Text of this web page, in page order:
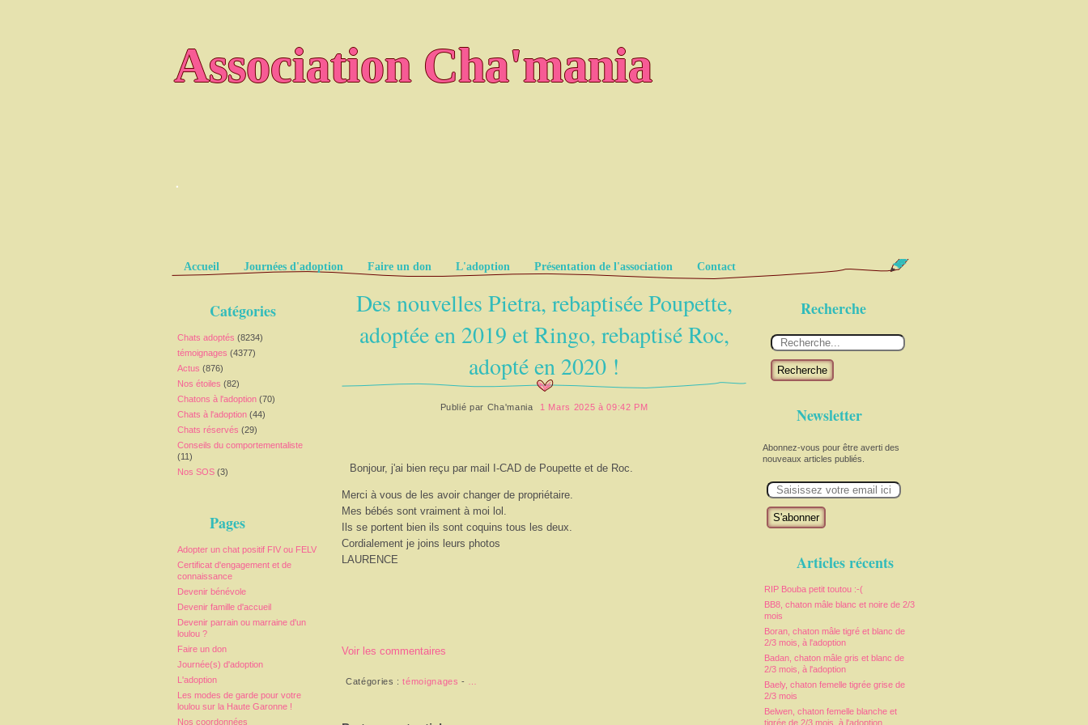
Association Cha'mania
.
Pages
Accueil Journées d'adoption Faire un don L'adoption Présentation de l'association Contact
Catégories
Chats adoptés (8234)
témoignages (4377)
Actus (876)
Nos étoiles (82)
Chatons à l'adoption (70)
Chats à l'adoption (44)
Chats réservés (29)
Conseils du comportementaliste
(11)
Nos SOS (3)
Pages
Adopter un chat positif FIV ou FELV
Certificat d'engagement et de
connaissance
Devenir bénévole
Devenir famille d'accueil
Devenir parrain ou marraine d'un
loulou ?
Faire un don
Journée(s) d'adoption
L'adoption
Les modes de garde pour votre
loulou sur la Haute Garonne !
Nos coordonnées
Recherche
Recherche
Newsletter
Abonnez-vous pour être averti des
nouveaux articles publiés.
m
Articles récents
RIP Bouba petit toutou :-(
BB8, chaton mâle blanc et noire de 2/3
mois
Boran, chaton mâle tigré et blanc de
2/3 mois, à l'adoption
Badan, chaton mâle gris et blanc de
2/3 mois, à l'adoption
Baely, chaton femelle tigrée grise de
2/3 mois
Belwen, chaton femelle blanche et
tigrée de 2/3 mois, à l'adoption
Des nouvelles Pietra, rebaptisée Poupette,
adoptée en 2019 et Ringo, rebaptisé Roc,
adopté en 2020 !
Publié par Cha'mania 1 Mars 2025 à 09:42 PM
Bonjour, j'ai bien reçu par mail I-CAD de Poupette et de Roc.
Merci à vous de les avoir changer de propriétaire.
Mes bébés sont vraiment à moi lol.
Ils se portent bien ils sont coquins tous les deux.
Cordialement je joins leurs photos
LAURENCE
Voir les commentaires
Catégories :témoignages -